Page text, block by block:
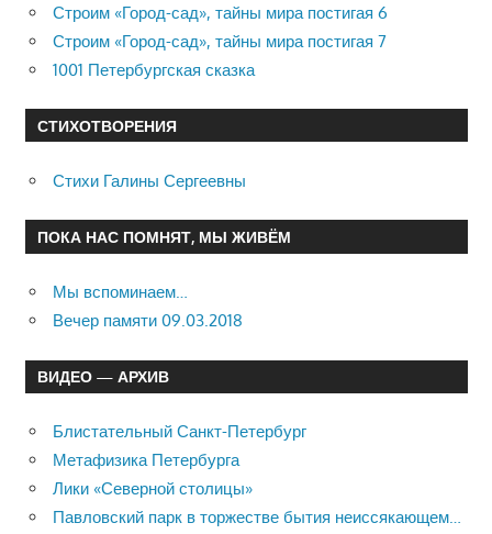
Строим «Город-сад», тайны мира постигая 6
Строим «Город-сад», тайны мира постигая 7
1001 Петербургская сказка
СТИХОТВОРЕНИЯ
Стихи Галины Сергеевны
ПОКА НАС ПОМНЯТ, МЫ ЖИВЁМ
Мы вспоминаем…
Вечер памяти 09.03.2018
ВИДЕО — АРХИВ
Блистательный Санкт-Петербург
Метафизика Петербурга
Лики «Северной столицы»
Павловский парк в торжестве бытия неиссякающем…